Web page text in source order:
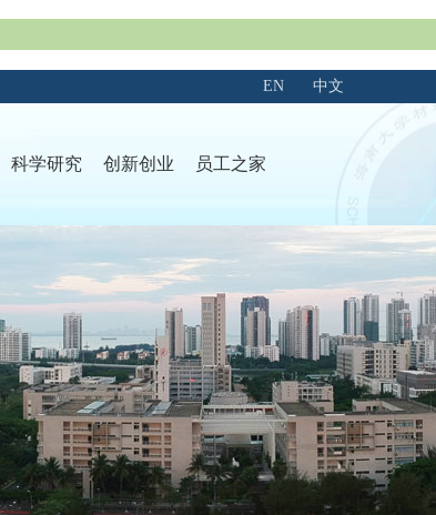
中文
EN
科学研究 创新创业 员工之家